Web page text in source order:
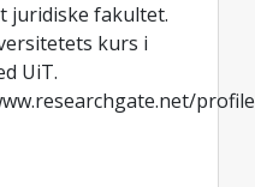
juridiske fakultet.
kurs i
UiT.